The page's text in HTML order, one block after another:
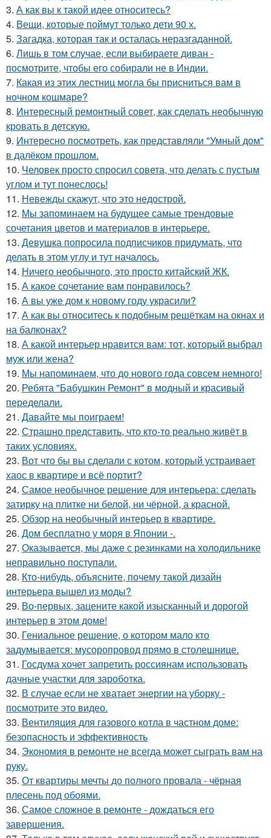
3. А как вы к такой идее относитесь?
4. Вещи, которые поймут только дети 90 х.
5. Загадка, которая так и осталась неразгаданной.
6. Лишь в том случае, если выбираете диван -
посмотрите, чтобы его собирали не в Индии.
7. Какая из этих лестниц могла бы присниться вам в
ночном кошмаре?
8. Интересный ремонтный совет, как сделать необычную
кровать в детскую.
9. Интересно посмотреть, как представляли "Умный дом"
в далёком прошлом.
10. Человек просто спросил совета, что делать с пустым
углом и тут понеслось!
11. Невежды скажут, что это недострой.
12. Мы запоминаем на будущее самые трендовые
сочетания цветов и материалов в интерьере.
13. Девушка попросила подписчиков придумать, что
делать в этом углу и тут началось.
14. Ничего необычного, это просто китайский ЖК.
15. А какое сочетание вам понравилось?
16. А вы уже дом к новому году украсили?
17. А как вы относитесь к подобным решёткам на окнах и
на балконах?
18. А какой интерьер нравится вам: тот, который выбрал
муж или жена?
19. Мы напоминаем, что до нового года совсем немного!
20. Ребята "Бабушкин Ремонт" в модный и красивый
переделали.
21. Давайте мы поиграем!
22. Страшно представить, что кто-то реально живёт в
таких условиях.
23. Вот что бы вы сделали с котом, который устраивает
хаос в квартире и всё портит?
24. Самое необычное решение для интерьера: сделать
затирку на плитке ни белой, ни чёрной, а красной.
25. Обзор на необычный интерьер в квартире.
26. Дом бесплатно у моря в Японии -.
27. Оказывается, мы даже с резинками на холодильнике
неправильно поступали.
28. Кто-нибудь, объясните, почему такой дизайн
интерьера вышел из моды?
29. Во-первых, зацените какой изысканный и дорогой
интерьер в этом доме!
30. Гениальное решение, о котором мало кто
задумывается: мусоропровод прямо в столешнице.
31. Госдума хочет запретить россиянам использовать
дачные участки для зароботка.
32. В случае если не хватает энергии на уборку -
посмотрите это видео.
33. Вентиляция для газового котла в частном доме:
безопасность и эффективность
34. Экономия в ремонте не всегда может сыграть вам на
руку.
35. От квартиры мечты до полного провала - чёрная
плесень под обоями.
36. Самое сложное в ремонте - дождаться его
завершения.